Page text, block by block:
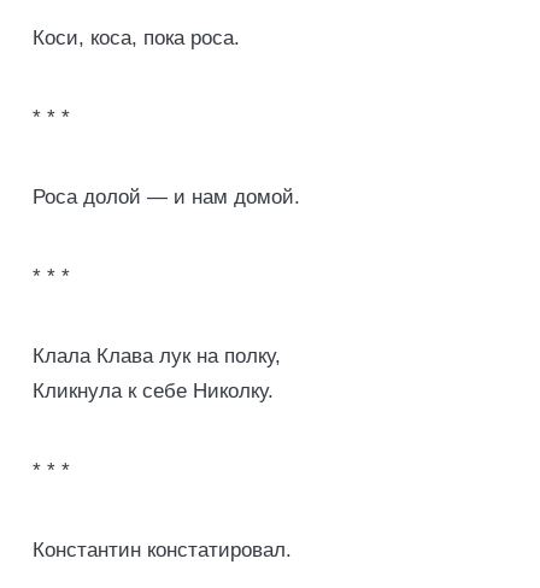
Коси, коса, пока роса.
* * *
Роса долой — и нам домой.
* * *
Клала Клава лук на полку,
Кликнула к себе Николку.
* * *
Константин констатировал.